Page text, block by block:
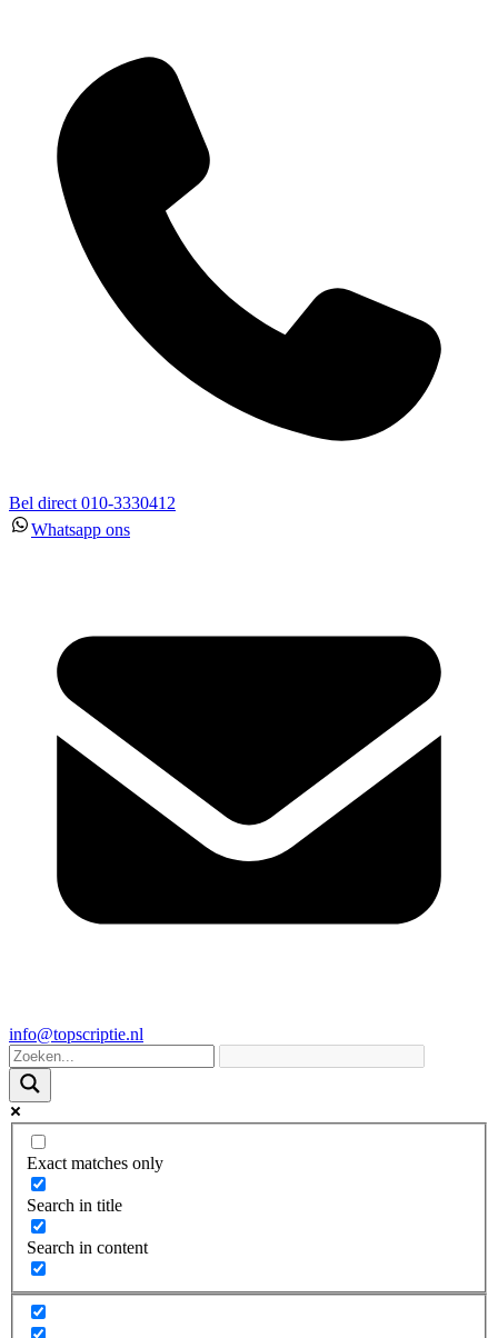
Bel direct 010-3330412
Whatsapp ons
info@topscriptie.nl
Exact matches only
Search in title
Search in content